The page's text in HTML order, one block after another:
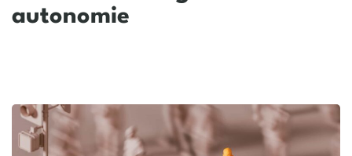
autonomie